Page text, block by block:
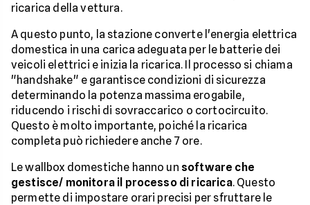
ricarica della vettura.
A questo punto, la stazione converte l'energia elettrica
domestica in una carica adeguata per le batterie dei
veicoli elettrici e inizia la ricarica. Il processo si chiama
"handshake" e garantisce condizioni di sicurezza
determinando la potenza massima erogabile,
riducendo i rischi di sovraccarico o cortocircuito.
Questo è molto importante, poiché la ricarica
completa può richiedere anche 7 ore.
Le wallbox domestiche hanno un software che
gestisce/ monitora il processo di ricarica. Questo
permette di impostare orari precisi per sfruttare le